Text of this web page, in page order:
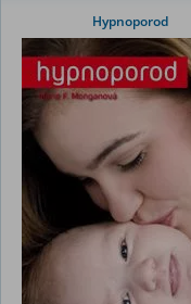
Hypnoporod